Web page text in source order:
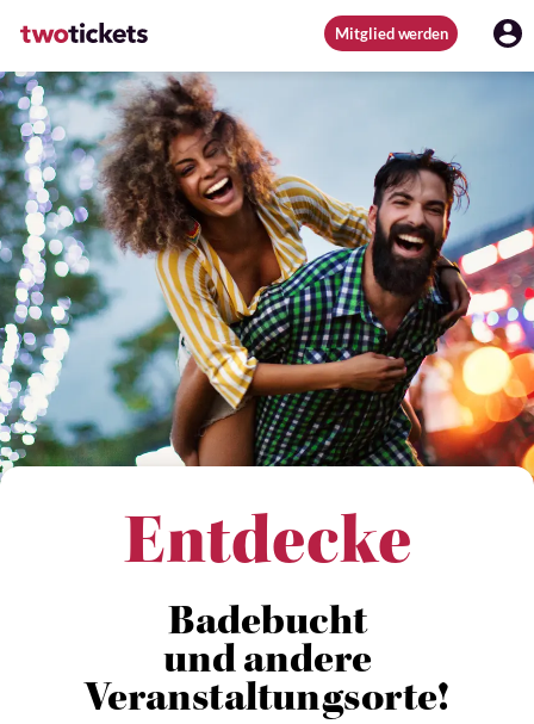
Mitglied werden
Entdecke
Badebucht
und andere
Veranstaltungsorte!